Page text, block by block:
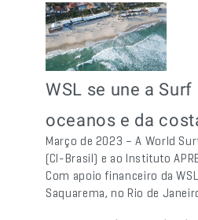
WSL se une a
oceanos e da
Março de 2023 – A World
(CI-Brasil) e ao Instituto
Com apoio financeiro da
Saquarema, no Rio de